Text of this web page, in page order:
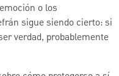
o los
sigue siendo cierto: si
verdad, probablemente